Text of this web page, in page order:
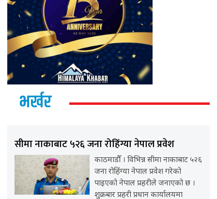
भर्खर
सीमा नाकाबाट ५२६ जना रोहिंग्या नेपाल प्रवेश
काठमाडौँ । विभिन्न सीमा नाकाबाट ५२६
जना रोहिंग्या नेपाल प्रवेश गरेको
पाइएको नेपाल प्रहरीले जनाएको छ ।
शुक्रबार प्रहरी प्रधान कार्यालयमा